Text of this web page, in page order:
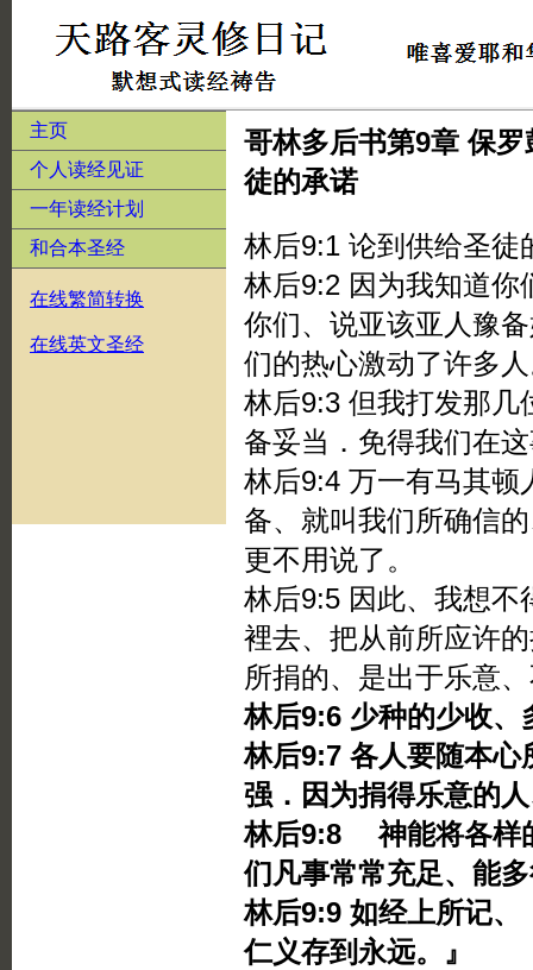
主页
个人读经见证
一年读经计划
和合本圣经
在线繁简转换
在线英文圣经
哥林多后书第9章 保
徒的承诺
林后9:1 论到供给圣徒
林后9:2 因为我知道你
你们、说亚该亚人豫
们的热心激动了许多
林后9:3 但我打发那几
备妥当．免得我们在
林后9:4 万一有马其顿
备、就叫我们所确信
更不用说了。
林后9:5 因此、我想不
裡去、把从前所应许
所捐的、是出于乐意
林后9:6 少种的少收、
林后9:7 各人要随本心
强．因为捐得乐意的
林后9:8 神能将各样
们凡事常常充足、能
林后9:9 如经上所记、
仁义存到永远。』